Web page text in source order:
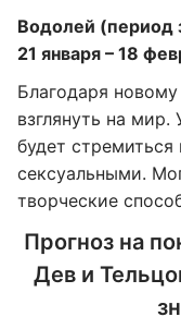
Водолей (период
21 января – 18
Благодаря
взглянуть на мир.
будет
сексуальными.
творческие
Прогноз на
Дев и